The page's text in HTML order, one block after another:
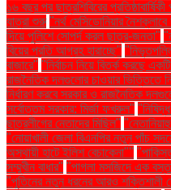
১৬ বছর পর ছাত্রশিবিরের
যাত্রা শুরু "নর্থ মেসিডোনিয়ার
দিয়ে পুলিশে সোপর্দ করল ছাত্র-জনতা"
বিয়ের প্রতি আগ্রহ হারাচ্ছে"
বাজারে" "নির্বাচন নিয়ে বিতর্ক করছে
রাজনৈতিক দলগুলোর চাওয়ার ভিত্তিতে
নির্ধারণ করবে সরকার ও রাজনৈতিক
সর্বোত্তম সরকার: মির্জা ফখরুল"
ছাত্রলীগের নেতাদের মিছিল"
"নোয়াখালী জেলা বিএনপির নতুন পাঁচ
অস্থায়ী হাটে ইলিশ বেচাকেনা"''
সম্মুখীন বাধার" "পাগলা মসজিদে এক বস্তা
"পুতিনের নতুন ধরনের আরও শক্তিশালী